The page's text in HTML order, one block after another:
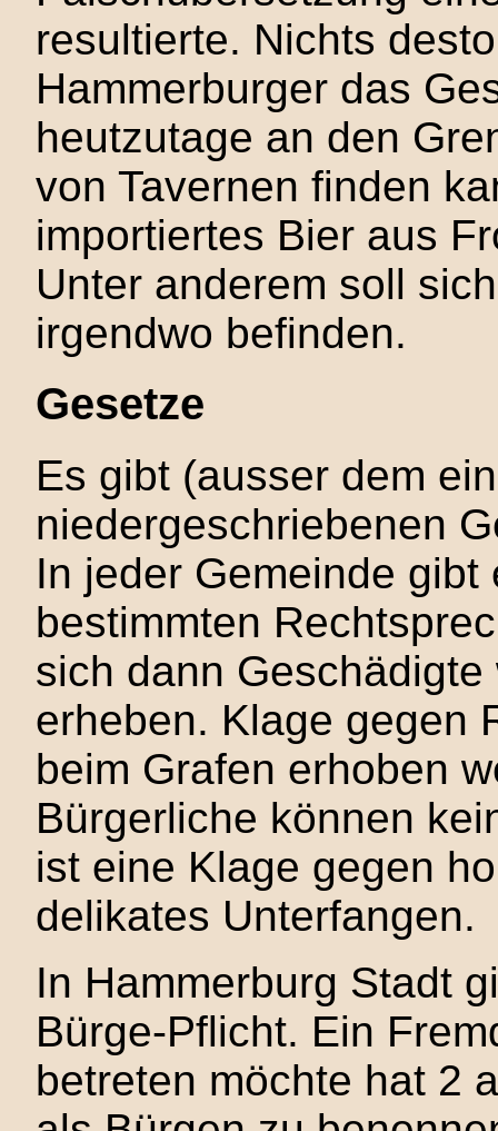
resultierte. Nichts
Hammerburger das
heutzutage an den
von Tavernen finden
importiertes Bier aus
Unter anderem soll
irgendwo befinden.
Gesetze
Es gibt (ausser dem
niedergeschriebenen
In jeder Gemeinde
bestimmten
sich dann
erheben. Klage gegen
beim Grafen erhoben
Bürgerliche können
ist eine Klage gegen
delikates Unterfangen.
In Hammerburg Stadt
Bürge-Pflicht. Ein
betreten möchte hat 2